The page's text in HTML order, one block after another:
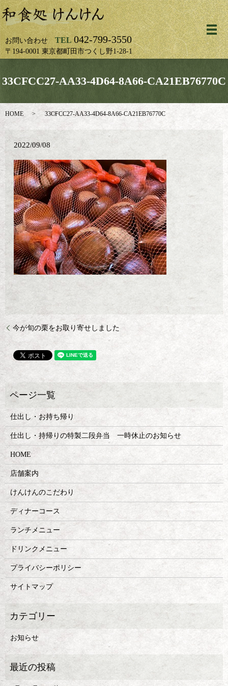
お問い合わせTEL 042-799-3550
〒194-0001 東京都町田市つくし野1-28-1
メ
33CFCC27-AA33-4D64-8A66-CA21EB76770C
HOME 33CFCC27-AA33-4D64-8A66-CA21EB76770C
2022/09/08
今が旬の栗をお取り寄せしました
仕出し・お持ち帰り
仕出し・持帰りの特製二段弁当 一時休止のお知らせ
HOME
店舗案内
けんけんのこだわり
ディナーコース
ランチメニュー
ドリンクメニュー
プライバシーポリシー
サイトマップ
お知らせ